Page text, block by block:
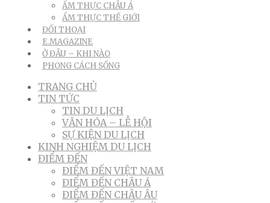
ẨM THỰC CHÂU Á
ẨM THỰC THẾ GIỚI
ĐỐI THOẠI
E.MAGAZINE
Ở ĐÂU – KHI NÀO
PHONG CÁCH SỐNG
TRANG CHỦ
TIN TỨC
TIN DU LỊCH
VĂN HÓA – LỄ HỘI
SỰ KIỆN DU LỊCH
KINH NGHIỆM DU LỊCH
ĐIỂM ĐẾN
ĐIỂM ĐẾN VIỆT NAM
ĐIỂM ĐẾN CHÂU Á
ĐIỂM ĐẾN CHÂU ÂU